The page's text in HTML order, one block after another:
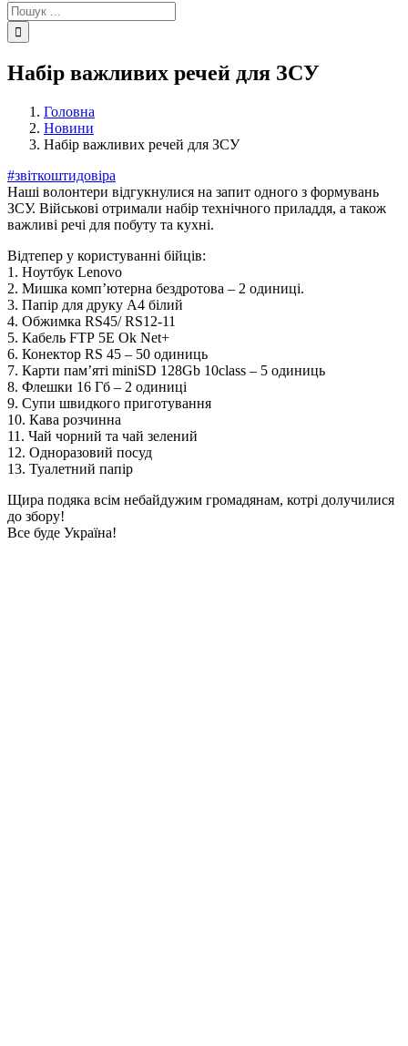
Пошук
...
Набір важливих речей для ЗСУ
Головна
Новини
Набір важливих речей для ЗСУ
#звіткоштидовіра
Наші волонтери відгукнулися на запит одного з формувань
ЗСУ. Військові отримали набір технічного приладдя, а також
важливі речі для побуту та кухні.
Відтепер у користуванні бійців:
1. Ноутбук Lenovo
2. Мишка комп’ютерна бездротова – 2 одиниці.
3. Папір для друку А4 білий
4. Обжимка RS45/ RS12-11
5. Кабель FТР 5Е Оk Net+
6. Конектор RS 45 – 50 одиниць
7. Карти пам’яті miniSD 128Gb 10class – 5 одиниць
8. Флешки 16 Гб – 2 одиниці
9. Супи швидкого приготування
10. Кава розчинна
11. Чай чорний та чай зелений
12. Одноразовий посуд
13. Туалетний папір
Щира подяка всім небайдужим громадянам, котрі долучилися
до збору!
Все буде Україна!